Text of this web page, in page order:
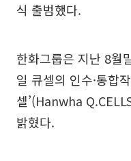
식 출범했다.
한화그룹은 지난 8월
일 큐셀의 인수·통합
셀’(Hanwha
밝혔다.